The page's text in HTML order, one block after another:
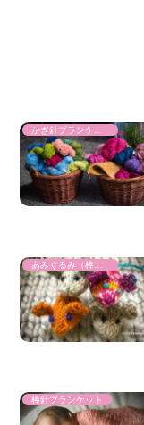
あみぐるみ（棒針）
棒針ブランケット